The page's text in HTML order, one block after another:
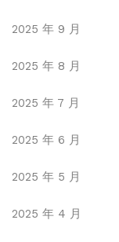
2025 年 9 月
2025 年 8 月
2025 年 7 月
2025 年 6 月
2025 年 5 月
2025 年 4 月